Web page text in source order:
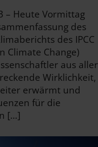
– Heute Vormittag
des
des IPCC
Climate Change)
aus aller
Wirklichkeit,
erwärmt und
für die
[…]